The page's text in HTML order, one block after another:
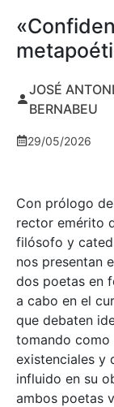
JOSÉ
BERNABEU
29/05/2026
Con prólogo
rector emérito
filósofo y
nos presentan
dos poetas en
a cabo en el
que debaten
tomando como
existenciales y
influido en su
ambos poetas